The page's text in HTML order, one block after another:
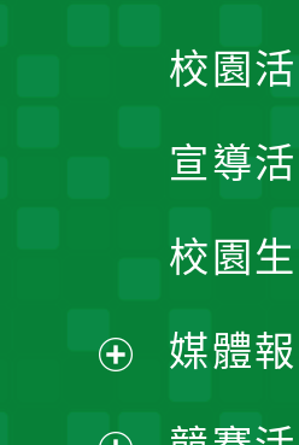
校園
宣導
校園
媒體